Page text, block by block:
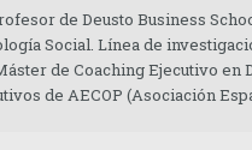
de Deusto Business
Social. Línea de
de Coaching Ejecutivo
de AECOP (Asociación